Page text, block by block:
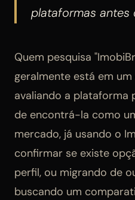
plataformas antes
Quem pesquisa
geralmente está em
avaliando a plataforma
de encontrá-la como
mercado, já usando o
confirmar se existe
perfil, ou migrando de
buscando um